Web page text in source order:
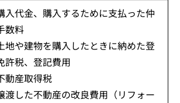
入代金、購入するために支払った仲
数料
地や建物を購入したときに納めた登
許税、登記費用
動産取得税
渡した不動産の改良費用（リフォー